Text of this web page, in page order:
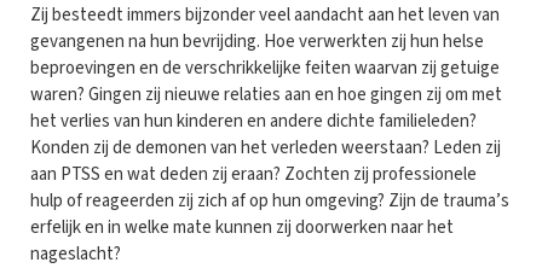
Zij besteedt immers bijzonder veel aandacht aan het leven van
gevangenen na hun bevrijding. Hoe verwerkten zij hun helse
beproevingen en de verschrikkelijke feiten waarvan zij getuige
waren? Gingen zij nieuwe relaties aan en hoe gingen zij om met
het verlies van hun kinderen en andere dichte familieleden?
Konden zij de demonen van het verleden weerstaan? Leden zij
aan PTSS en wat deden zij eraan? Zochten zij professionele
hulp of reageerden zij zich af op hun omgeving? Zijn de trauma’s
erfelijk en in welke mate kunnen zij doorwerken naar het
nageslacht?